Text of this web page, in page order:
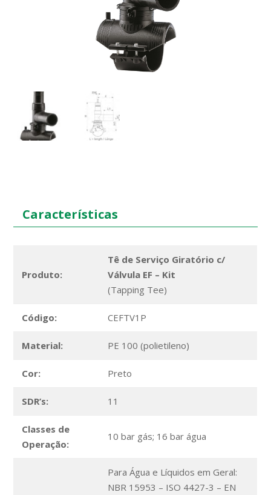
Características
Produto:
Tê de Serviço Giratório c/
Válvula EF – Kit
(Tapping Tee)
Código: CEFTV1P
Material: PE 100 (polietileno)
Cor: Preto
SDR’s: 11
Classes de
Operação:
10 bar gás; 16 bar água
Para Água e Líquidos em Geral:
NBR 15953 – ISO 4427-3 – EN